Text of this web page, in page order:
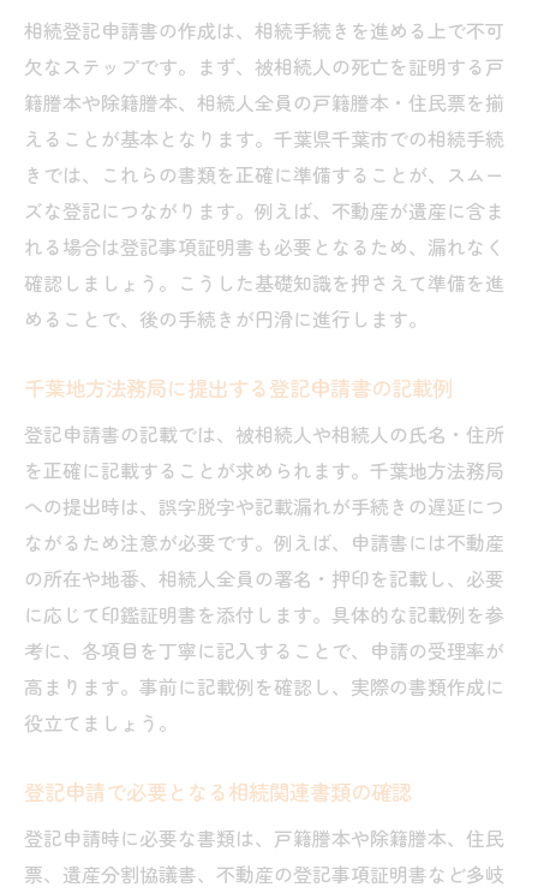
相続登記申請書の作成は、相続手続きを進める上で不可
欠なステップです。まず、被相続人の死亡を証明する戸
籍謄本や除籍謄本、相続人全員の戸籍謄本・住民票を揃
えることが基本となります。千葉県千葉市での相続手続
きでは、これらの書類を正確に準備することが、スムー
ズな登記につながります。例えば、不動産が遺産に含ま
れる場合は登記事項証明書も必要となるため、漏れなく
確認しましょう。こうした基礎知識を押さえて準備を進
めることで、後の手続きが円滑に進行します。
千葉地方法務局に提出する登記申請書の記載例
登記申請書の記載では、被相続人や相続人の氏名・住所
を正確に記載することが求められます。千葉地方法務局
への提出時は、誤字脱字や記載漏れが手続きの遅延につ
ながるため注意が必要です。例えば、申請書には不動産
の所在や地番、相続人全員の署名・押印を記載し、必要
に応じて印鑑証明書を添付します。具体的な記載例を参
考に、各項目を丁寧に記入することで、申請の受理率が
高まります。事前に記載例を確認し、実際の書類作成に
役立てましょう。
登記申請で必要となる相続関連書類の確認
登記申請時に必要な書類は、戸籍謄本や除籍謄本、住民
票、遺産分割協議書、不動産の登記事項証明書など多岐